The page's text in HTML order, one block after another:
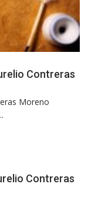
Contreras
Moreno
Contreras